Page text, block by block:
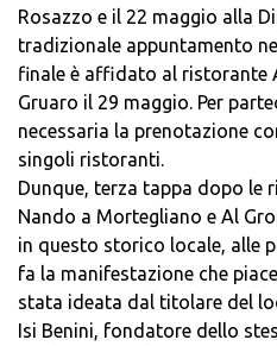
Rosazzo e il 22 maggio alla
tradizionale appuntamento
finale è affidato al ristorante
Gruaro il 29 maggio. Per
necessaria la prenotazione
singoli ristoranti.
Dunque, terza tappa dopo le
Nando a Mortegliano e Al
in questo storico locale, alle
fa la manifestazione che
stata ideata dal titolare del
Isi Benini, fondatore dello